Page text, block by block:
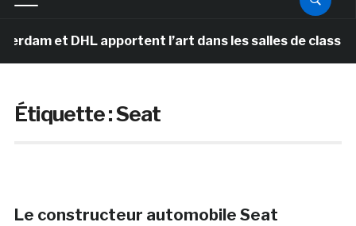
et DHL apportent l’art dans les salles de classe
Étiquette :Seat
Le constructeur automobile Seat